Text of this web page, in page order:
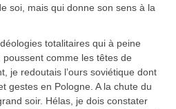
soi, mais qui donne son sens à la
totalitaires qui à peine
comme les têtes de
je redoutais l’ours soviétique dont
gestes en Pologne. A la chute du
soir. Hélas, je dois constater